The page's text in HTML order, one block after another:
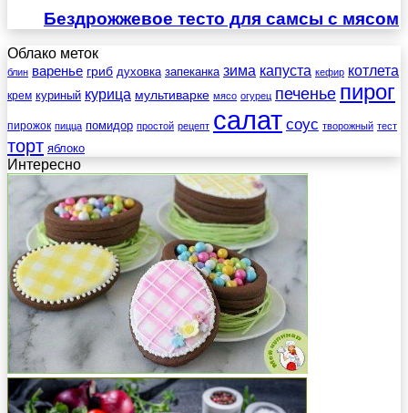
Бездрожжевое тесто для самсы с мясом
Облако меток
блин варенье гриб духовка запеканка зима капуста кефир котлета
крем куриный курица мультиварке мясо огурец печенье пирог
пирожок пицца помидор простой рецепт салат соус творожный тест
торт яблоко
Интересно